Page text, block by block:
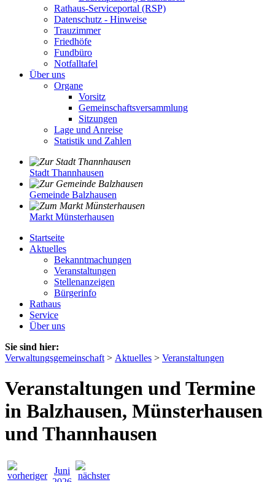
Rathaus-Serviceportal (RSP)
Datenschutz - Hinweise
Trauzimmer
Friedhöfe
Fundbüro
Notfalltafel
Über uns
Organe
Vorsitz
Gemeinschaftsversammlung
Sitzungen
Lage und Anreise
Statistik und Zahlen
Stadt Thannhausen
Gemeinde Balzhausen
Markt Münsterhausen
Startseite
Aktuelles
Bekanntmachungen
Veranstaltungen
Stellenanzeigen
Bürgerinfo
Rathaus
Service
Über uns
Sie sind hier:
Verwaltungsgemeinschaft > Aktuelles > Veranstaltungen
Veranstaltungen und Termine
in Balzhausen, Münsterhausen
und Thannhausen
Juni